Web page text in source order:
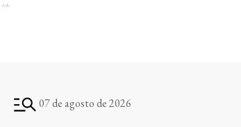
Ads
07 de agosto de 2026